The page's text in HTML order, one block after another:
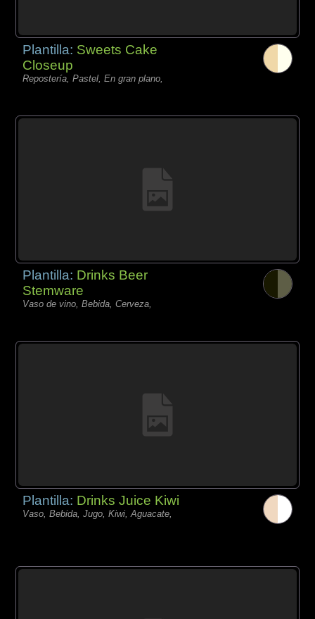
Plantilla: Sweets Cake
Closeup
Repostería, Pastel, En gran plano,
Plantilla: Drinks Beer
Stemware
Vaso de vino, Bebida, Cerveza,
Plantilla: Drinks Juice Kiwi
Vaso, Bebida, Jugo, Kiwi, Aguacate,